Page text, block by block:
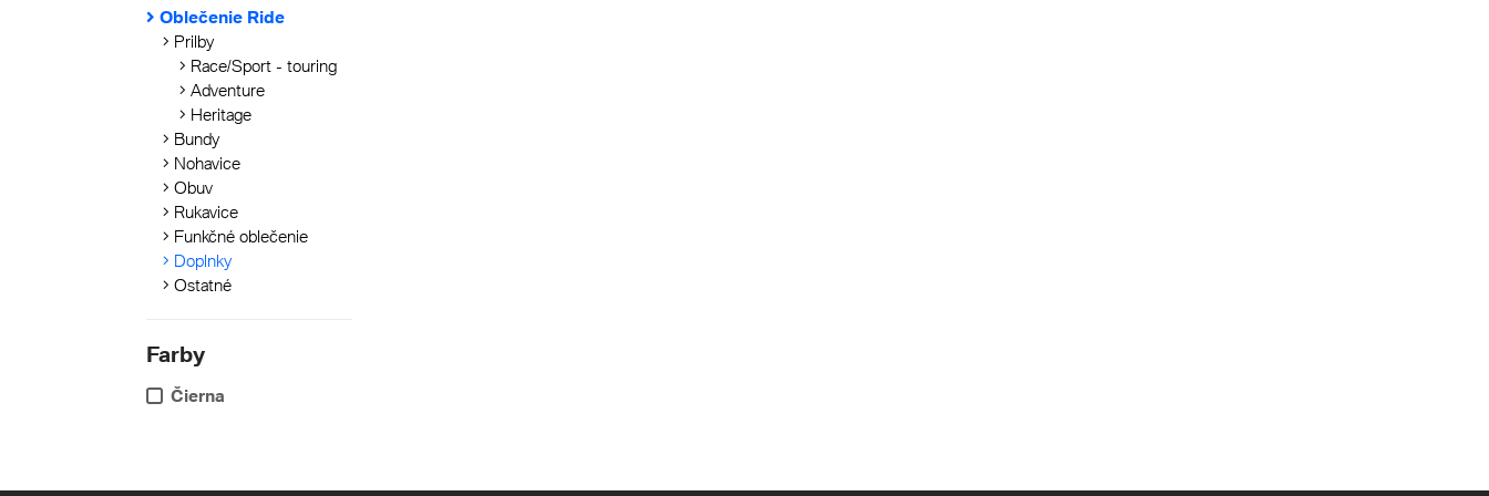
Oblečenie Ride
Prilby
Race/Sport - touring
Adventure
Heritage
Bundy
Nohavice
Obuv
Rukavice
Funkčné oblečenie
Doplnky
Ostatné
Farby
Čierna